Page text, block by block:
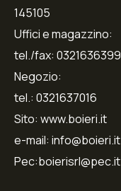
145105
Uffici e magazzino:
tel./fax: 0321636399
Negozio:
tel.: 0321637016
Sito: www.boieri.it
e-mail: info@boieri.it
Pec:boierisrl@pec.it